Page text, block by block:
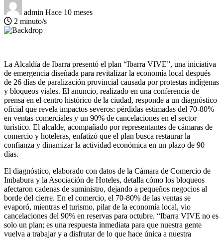
admin Hace 10 meses
2 minuto/s
La Alcaldía de Ibarra presentó el plan “Ibarra VIVE”, una iniciativa
de emergencia diseñada para revitalizar la economía local después
de 26 días de paralización provincial causada por protestas indígenas
y bloqueos viales. El anuncio, realizado en una conferencia de
prensa en el centro histórico de la ciudad, responde a un diagnóstico
oficial que revela impactos severos: pérdidas estimadas del 70-80%
en ventas comerciales y un 90% de cancelaciones en el sector
turístico. El alcalde, acompañado por representantes de cámaras de
comercio y hoteleras, enfatizó que el plan busca restaurar la
confianza y dinamizar la actividad económica en un plazo de 90
días.
El diagnóstico, elaborado con datos de la Cámara de Comercio de
Imbabura y la Asociación de Hoteles, detalla cómo los bloqueos
afectaron cadenas de suministro, dejando a pequeños negocios al
borde del cierre. En el comercio, el 70-80% de las ventas se
evaporó, mientras el turismo, pilar de la economía local, vio
cancelaciones del 90% en reservas para octubre. “Ibarra VIVE no es
solo un plan; es una respuesta inmediata para que nuestra gente
vuelva a trabajar y a disfrutar de lo que hace única a nuestra